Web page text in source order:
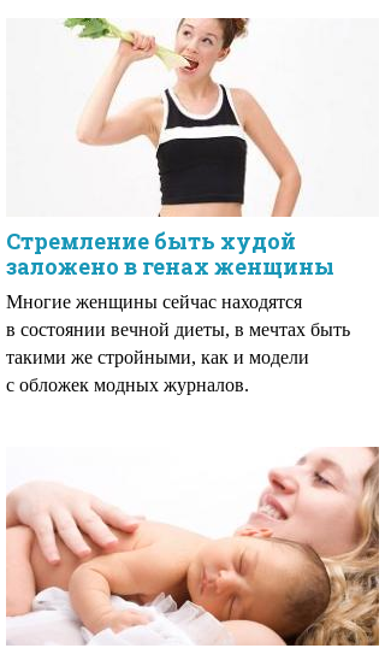
Стремление быть худой
заложено в генах женщины
Многие женщины сейчас находятся
в состоянии вечной диеты, в мечтах быть
такими же стройными, как и модели
с обложек модных журналов.